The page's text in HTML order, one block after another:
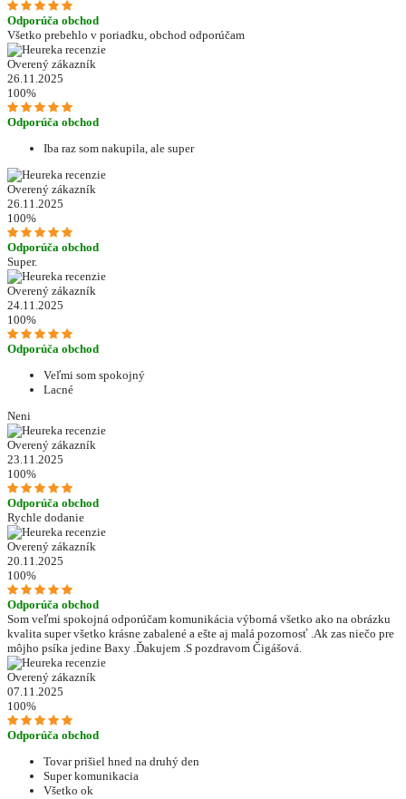
Odporúča obchod
Všetko prebehlo v poriadku, obchod odporúčam
Overený zákazník
26.11.2025
100%
Odporúča obchod
Iba raz som nakupila, ale super
Overený zákazník
26.11.2025
100%
Odporúča obchod
Super.
Overený zákazník
24.11.2025
100%
Odporúča obchod
Veľmi som spokojný
Lacné
Neni
Overený zákazník
23.11.2025
100%
Odporúča obchod
Rychle dodanie
Overený zákazník
20.11.2025
100%
Odporúča obchod
Som veľmi spokojná odporúčam komunikácia výborná všetko ako na obrázku
kvalita super všetko krásne zabalené a ešte aj malá pozornosť .Ak zas niečo pre
môjho psíka jedine Baxy .Ďakujem .S pozdravom Čigášová.
Overený zákazník
07.11.2025
100%
Odporúča obchod
Tovar prišiel hned na druhý den
Super komunikacia
Všetko ok